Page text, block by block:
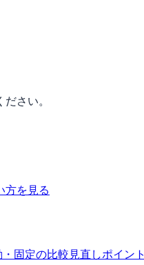
さい。
方を見る
固定の比較 見直しポイント